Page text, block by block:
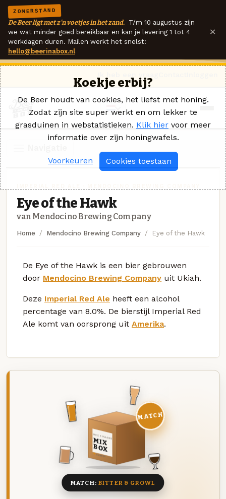
ZOMERSTAND
De Beer ligt met z'n voetjes in het zand. T/m 10 augustus zijn
we wat minder goed bereikbaar en kan je levering 1 tot 4
werkdagen duren. Mailen werkt het snelst:
hello@beerinabox.nl
×
Eye of the Hawk
van Mendocino Brewing Company
Home Mendocino Brewing Company Eye of the Hawk
De Eye of the Hawk is een bier gebrouwen
door Mendocino Brewing Company uit Ukiah.
Deze Imperial Red Ale heeft een alcohol
percentage van 8.0%. De bierstijl Imperial Red
Ale komt van oorsprong uit Amerika.
DEZE MAAND
MIX
BOX
8 BIEREN
MATCH
MATCH: BITTER & GROWL
Koekje erbij?
De Beer houdt van cookies, het liefst met honing.
Zodat zijn site super werkt en om lekker te
grasduinen in webstatistieken. Klik hier voor meer
informatie over zijn honingwafels.
Voorkeuren Cookies toestaan